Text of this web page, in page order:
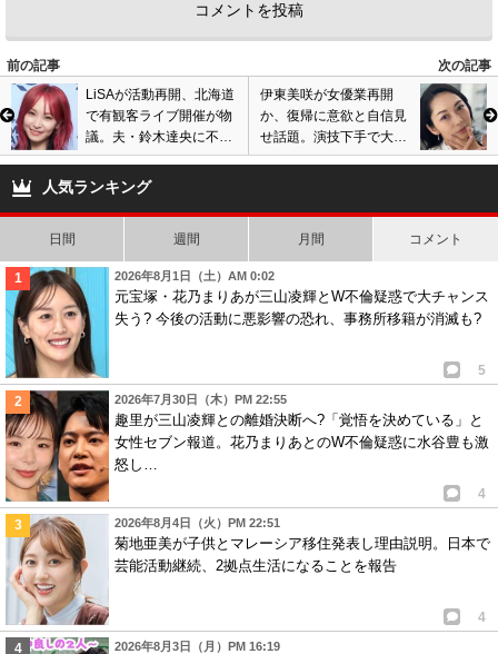
前の記事
次の記事
LiSAが活動再開、北海道
で有観客ライブ開催が物
議。夫・鈴木達央に不倫
スキャンダル、自殺未遂
報道経て復活も…
伊東美咲が女優業再開
か、復帰に意欲と自信見
せ話題。演技下手で大根
役者と厳しい声も…
人気ランキング
日間 週間 月間 コメント
2026年8月1日（土）AM 0:02
元宝塚・花乃まりあが三山凌輝とW不倫疑惑で大チャンス
失う? 今後の活動に悪影響の恐れ、事務所移籍が消滅も?
5
2026年7月30日（木）PM 22:55
趣里が三山凌輝との離婚決断へ?「覚悟を決めている」と
女性セブン報道。花乃まりあとのW不倫疑惑に水谷豊も激
怒し…
4
2026年8月4日（火）PM 22:51
菊地亜美が子供とマレーシア移住発表し理由説明。日本で
芸能活動継続、2拠点生活になることを報告
4
2026年8月3日（月）PM 16:19